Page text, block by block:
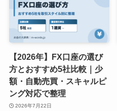
【2026年】FX口座の選び
方とおすすめ5社比較｜少
額・自動売買・スキャルピ
ング対応で整理
2026年7月22日